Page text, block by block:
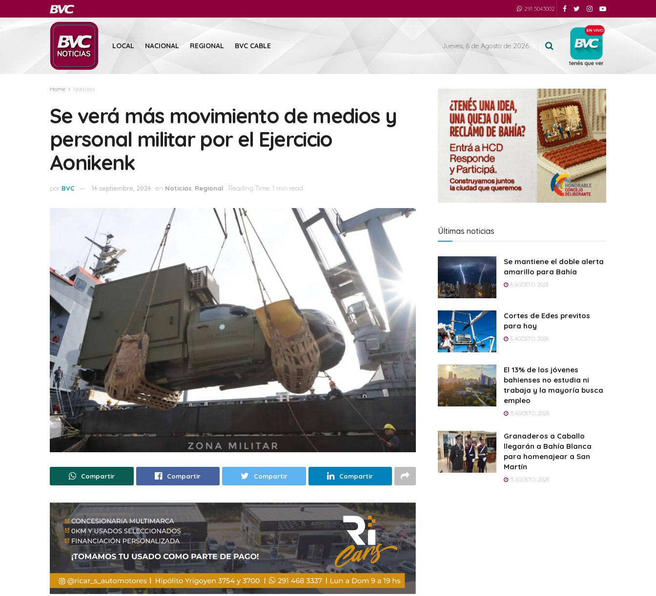
291 5043002
LOCAL NACIONAL REGIONAL BVC CABLE Jueves, 6 de Agosto de 2026
Home Noticias
Se verá más movimiento de medios y
personal militar por el Ejercicio
Aonikenk
por BVC 14 septiembre, 2024 en Noticias Regional Reading Time: 1 min read
Compartir Compartir Compartir Compartir
Últimas noticias
Se mantiene el doble alerta
amarillo para Bahía
6 AGOSTO, 2026
Cortes de Edes previtos
para hoy
6 AGOSTO, 2026
El 13% de los jóvenes
bahienses no estudia ni
trabaja y la mayoría busca
empleo
5 AGOSTO, 2026
Granaderos a Caballo
llegarán a Bahía Blanca
para homenajear a San
Martín
5 AGOSTO, 2026